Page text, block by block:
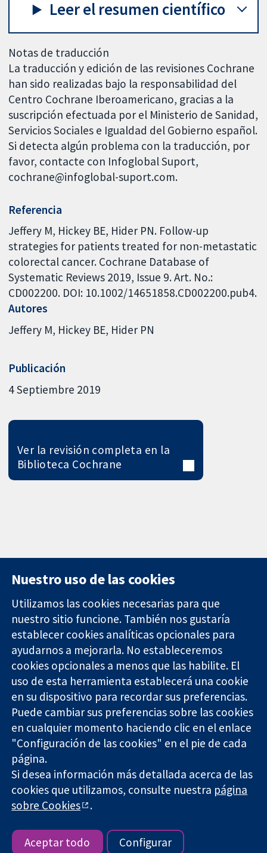
Leer el resumen científico
Notas de traducción
La traducción y edición de las revisiones Cochrane
han sido realizadas bajo la responsabilidad del
Centro Cochrane Iberoamericano, gracias a la
suscripción efectuada por el Ministerio de Sanidad,
Servicios Sociales e Igualdad del Gobierno español.
Si detecta algún problema con la traducción, por
favor, contacte con Infoglobal Suport,
cochrane@infoglobal-suport.com.
Referencia
Jeffery M, Hickey BE, Hider PN. Follow-up
strategies for patients treated for non-metastatic
colorectal cancer. Cochrane Database of
Systematic Reviews 2019, Issue 9. Art. No.:
CD002200. DOI: 10.1002/14651858.CD002200.pub4.
Autores
Jeffery M Hickey BE Hider PN
Publicación
4 Septiembre 2019
Ver la revisión completa en la
Biblioteca Cochrane
Evidencia fiable.
Decisiones
informadas.
Mejor salud.
11-13 Cavendish
Square
Londres
W1G 0AN
Reino Unido
Contacto
Noticias
Prensa
Sobre
nosotros
Empleo
Cochrane
Library
The Cochrane Collaboration is a charity (no. 1045921) and a
company limited by guarantee (no. 03044323) registered in
England & Wales. VAT registration number GB 718 2127 49.
Copyright © 2026 The Cochrane Collaboration
Privacidad|Política de cookies|Configuración de cookies
Nuestro uso de las cookies
Utilizamos las cookies necesarias para que
nuestro sitio funcione. También nos gustaría
establecer cookies analíticas opcionales para
ayudarnos a mejorarla. No estableceremos
cookies opcionales a menos que las habilite. El
uso de esta herramienta establecerá una cookie
en su dispositivo para recordar sus preferencias.
Puede cambiar sus preferencias sobre las cookies
en cualquier momento haciendo clic en el enlace
"Configuración de las cookies" en el pie de cada
página.
Si desea información más detallada acerca de las
cookies que utilizamos, consulte nuestra página
sobre Cookies
.
Aceptar todo Configurar